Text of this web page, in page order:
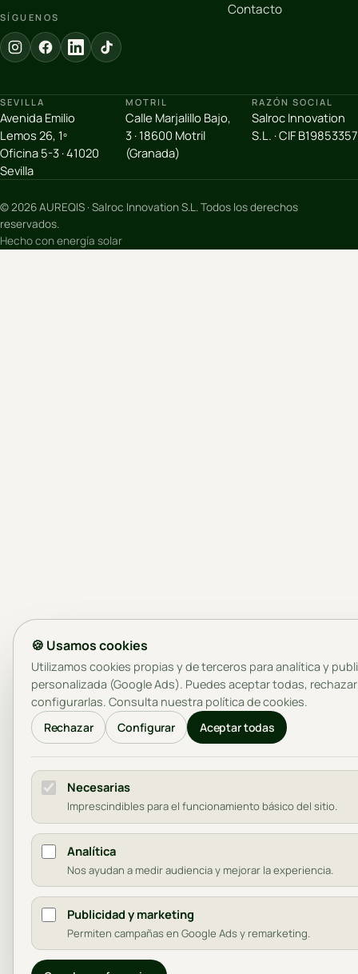
SÍGUENOS
Contacto
SEVILLA
Avenida Emilio
Lemos 26, 1º
Oficina 5-3 · 41020
Sevilla
MOTRIL
Calle Marjalillo Bajo,
3 · 18600 Motril
(Granada)
RAZÓN SOCIAL
Salroc Innovation
S.L. · CIF B19853357
© 2026 AUREQIS · Salroc Innovation S.L. Todos los derechos
reservados.
Hecho con energía solar
🍪 Usamos cookies
Utilizamos cookies propias y de terceros para analítica y
personalizada (Google Ads). Puedes aceptar todas,
configurarlas. Consulta nuestra política de cookies.
Rechazar
Configurar Aceptar todas
Necesarias
Imprescindibles para el funcionamiento básico del sitio.
Analítica
Nos ayudan a medir audiencia y mejorar la experiencia.
Publicidad y marketing
Permiten campañas en Google Ads y remarketing.